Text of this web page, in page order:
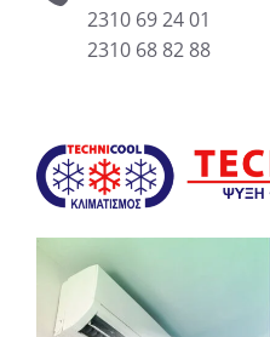
2310 69 24 01
2310 68 82 88